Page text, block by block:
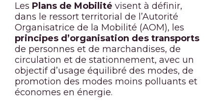
Les Plans de Mobilité visent à définir,
dans le ressort territorial de l’Autorité
Organisatrice de la Mobilité (AOM), les
principes d’organisation des transports
de personnes et de marchandises, de
circulation et de stationnement, avec un
objectif d’usage équilibré des modes, de
promotion des modes moins polluants et
économes en énergie.